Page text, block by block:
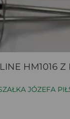
HM1016 Z
JÓZEFA